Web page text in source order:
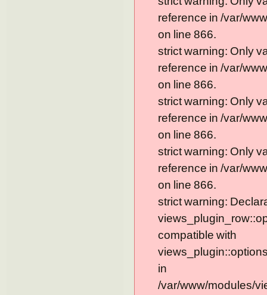
reference in /var/
on line 866.
strict warning: Only
reference in /var/
on line 866.
strict warning: Only
reference in /var/
on line 866.
strict warning: Only
reference in /var/
on line 866.
strict warning:
compatible with
in
/var/www/modules/